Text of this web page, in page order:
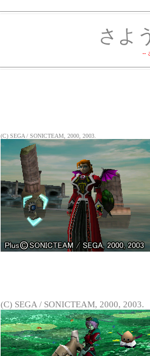
さよ
--
(C) SEGA / SONICTEAM, 2000, 2003.
(C) SEGA / SONICTEAM, 2000, 2003.